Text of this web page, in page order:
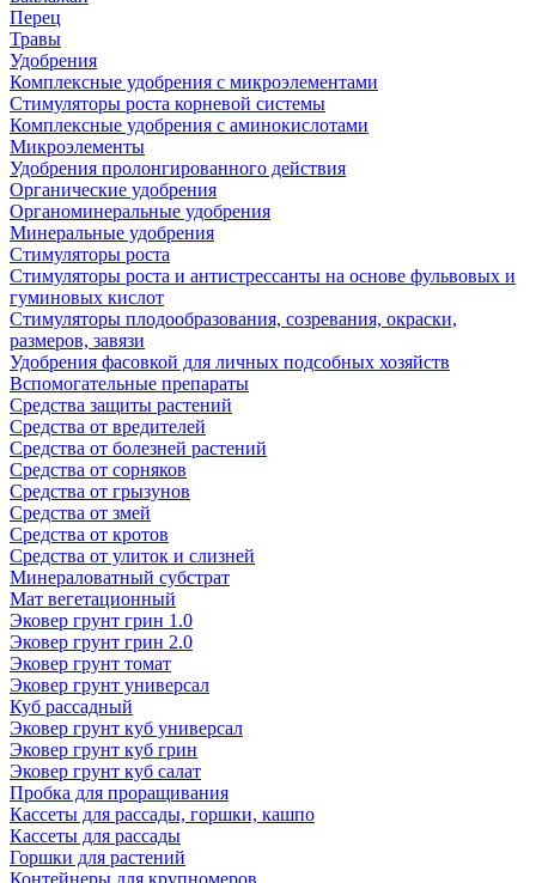
Перец
Травы
Удобрения
Комплексные удобрения с микроэлементами
Стимуляторы роста корневой системы
Комплексные удобрения с аминокислотами
Микроэлементы
Удобрения пролонгированного действия
Органические удобрения
Органоминеральные удобрения
Минеральные удобрения
Стимуляторы роста
Стимуляторы роста и антистрессанты на основе фульвовых и
гуминовых кислот
Стимуляторы плодообразования, созревания, окраски,
размеров, завязи
Удобрения фасовкой для личных подсобных хозяйств
Вспомогательные препараты
Средства защиты растений
Средства от вредителей
Средства от болезней растений
Средства от сорняков
Средства от грызунов
Средства от змей
Средства от кротов
Средства от улиток и слизней
Минераловатный субстрат
Мат вегетационный
Эковер грунт грин 1.0
Эковер грунт грин 2.0
Эковер грунт томат
Эковер грунт универсал
Куб рассадный
Эковер грунт куб универсал
Эковер грунт куб грин
Эковер грунт куб салат
Пробка для проращивания
Кассеты для рассады, горшки, кашпо
Кассеты для рассады
Горшки для растений
Контейнеры для крупномеров